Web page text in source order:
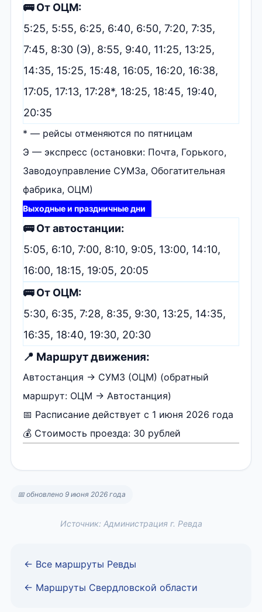
🚌 От ОЦМ:
5:25, 5:55, 6:25, 6:40, 6:50, 7:20, 7:35,
7:45, 8:30 (Э), 8:55, 9:40, 11:25, 13:25,
14:35, 15:25, 15:48, 16:05, 16:20, 16:38,
17:05, 17:13, 17:28*, 18:25, 18:45, 19:40,
20:35
* — рейсы отменяются по пятницам
Э — экспресс (остановки: Почта, Горького,
Заводоуправление СУМЗа, Обогатительная
фабрика, ОЦМ)
Выходные и праздничные дни
🚌 От автостанции:
5:05, 6:10, 7:00, 8:10, 9:05, 13:00, 14:10,
16:00, 18:15, 19:05, 20:05
🚌 От ОЦМ:
5:30, 6:35, 7:28, 8:35, 9:30, 13:25, 14:35,
16:35, 18:40, 19:30, 20:30
📍 Маршрут движения:
Автостанция → СУМЗ (ОЦМ) (обратный
маршрут: ОЦМ → Автостанция)
📅 Расписание действует с 1 июня 2026 года
💰 Стоимость проезда: 30 рублей
📅 обновлено 9 июня 2026 года
Источник: Администрация г. Ревда
← Все маршруты Ревды
← Маршруты Свердловской области